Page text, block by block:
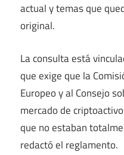
actual y temas que
original.
La consulta está
que exige que la
Europeo y al Consejo
mercado de
que no estaban
redactó el reglamento.